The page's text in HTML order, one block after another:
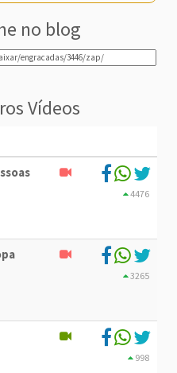
no blog
Vídeos
4476
3265
998